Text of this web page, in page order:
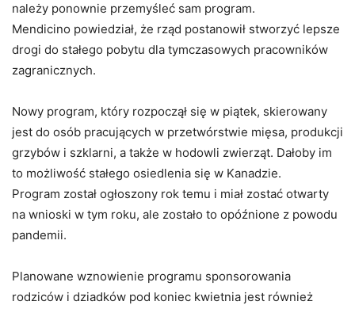
należy ponownie przemyśleć sam program.
Mendicino powiedział, że rząd postanowił stworzyć lepsze
drogi do stałego pobytu dla tymczasowych pracowników
zagranicznych.
Nowy program, który rozpoczął się w piątek, skierowany
jest do osób pracujących w przetwórstwie mięsa, produkcji
grzybów i szklarni, a także w hodowli zwierząt. Dałoby im
to możliwość stałego osiedlenia się w Kanadzie.
Program został ogłoszony rok temu i miał zostać otwarty
na wnioski w tym roku, ale zostało to opóźnione z powodu
pandemii.
Planowane wznowienie programu sponsorowania
rodziców i dziadków pod koniec kwietnia jest również